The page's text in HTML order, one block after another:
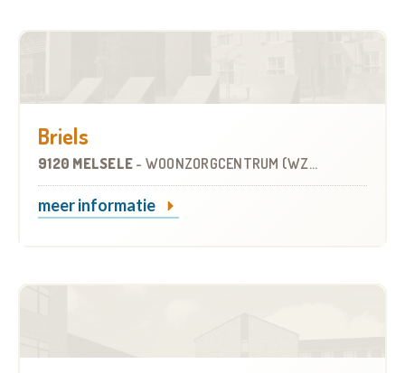
Briels
9120 MELSELE - WOONZORGCENTRUM (WZC)
meer informatie